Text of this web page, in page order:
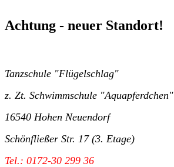
Achtung - neuer Standort!
Tanzschule "Flügelschlag"
z. Zt. Schwimmschule "Aquapferdchen"
16540 Hohen Neuendorf
Schönfließer Str. 17 (3. Etage)
Tel.: 0172-30 299 36